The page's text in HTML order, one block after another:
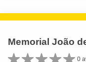
Memorial João
0